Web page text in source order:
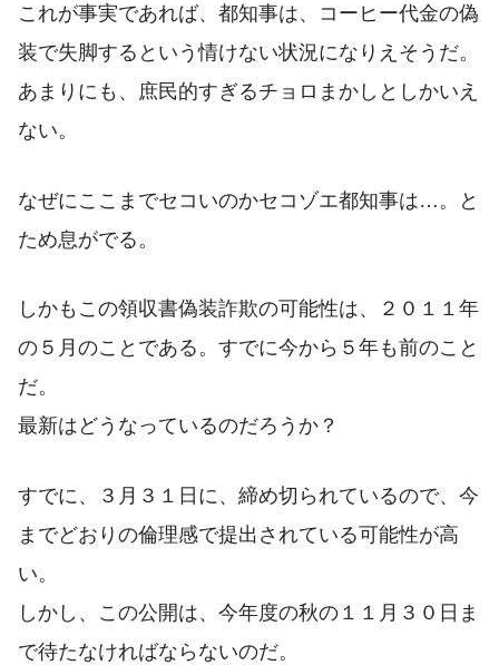
これが事実であれば、都知事は、コーヒー代金の偽
装で失脚するという情けない状況になりえそうだ。
あまりにも、庶民的すぎるチョロまかしとしかいえ
ない。
なぜにここまでセコいのかセコゾエ都知事は…。と
ため息がでる。
しかもこの領収書偽装詐欺の可能性は、２０１１年
の５月のことである。すでに今から５年も前のこと
だ。
最新はどうなっているのだろうか？
すでに、３月３１日に、締め切られているので、今
までどおりの倫理感で提出されている可能性が高
い。
しかし、この公開は、今年度の秋の１１月３０日ま
で待たなければならないのだ。